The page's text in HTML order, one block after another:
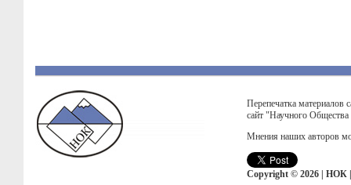
Перепечатка материалов
сайт "Научного
Мнения наших авторов
Copyright © 2026 | НОК